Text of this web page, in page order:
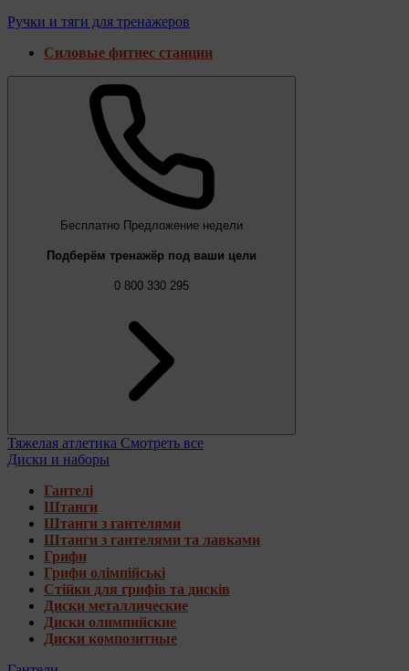
Ручки и тяги для тренажеров
Силовые фитнес станции
Бесплатно Предложение недели
Подберём тренажёр под ваши цели
0 800 330 295
Тяжелая атлетика Смотреть все
Диски и наборы
Гантелі
Штанги
Штанги з гантелями
Штанги з гантелями та лавками
Грифи
Грифи олімпійські
Стійки для грифів та дисків
Диски металлические
Диски олимпийские
Диски композитные